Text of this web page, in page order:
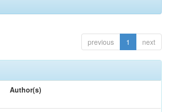
previous 1 next
Author(s)